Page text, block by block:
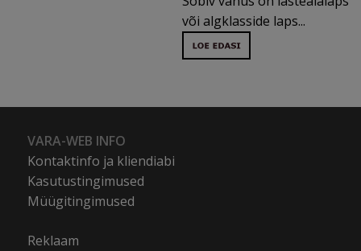
või algklasside laps...
VARA-WEB INFO
Kontaktinfo ja kliendiabi
Kasutustingimused
Müügitingimused
Reklaam